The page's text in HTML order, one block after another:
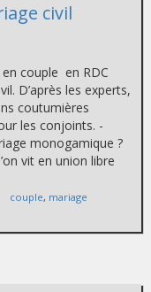
civil
couple en RDC
D’après les experts,
coutumières
les conjoints. -
monogamique ?
vit en union libre
couple, mariage